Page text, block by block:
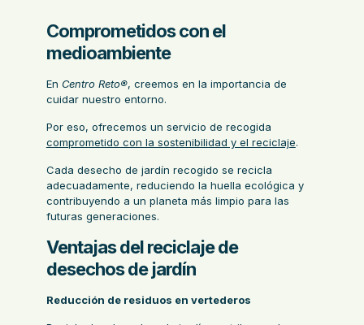
Comprometidos con el
medioambiente
En Centro Reto®, creemos en la importancia de
cuidar nuestro entorno.
Por eso, ofrecemos un servicio de recogida
comprometido con la sostenibilidad y el reciclaje.
Cada desecho de jardín recogido se recicla
adecuadamente, reduciendo la huella ecológica y
contribuyendo a un planeta más limpio para las
futuras generaciones.
Ventajas del reciclaje de
desechos de jardín
Reducción de residuos en vertederos